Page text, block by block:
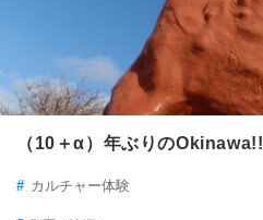
（10＋α）年ぶりのOkinawa!!
# カルチャー体験